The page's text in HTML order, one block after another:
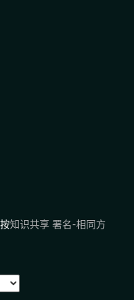
知识共享 署名-相同方